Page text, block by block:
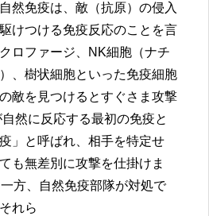
然免疫は、敵（抗原）の侵入
けつける免疫反応のことを言
ロファージ、NK細胞（ナチ
、樹状細胞といった免疫細胞
敵を見つけるとすぐさま攻撃
然に反応する最初の免疫と
」と呼ばれ、相手を特定せ
も無差別に攻撃を仕掛けま
方、自然免疫部隊が対処で
れら